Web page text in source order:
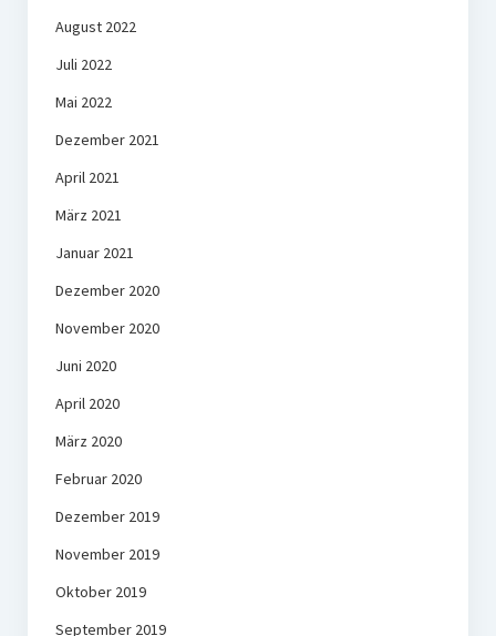
August 2022
Juli 2022
Mai 2022
Dezember 2021
April 2021
März 2021
Januar 2021
Dezember 2020
November 2020
Juni 2020
April 2020
März 2020
Februar 2020
Dezember 2019
November 2019
Oktober 2019
September 2019